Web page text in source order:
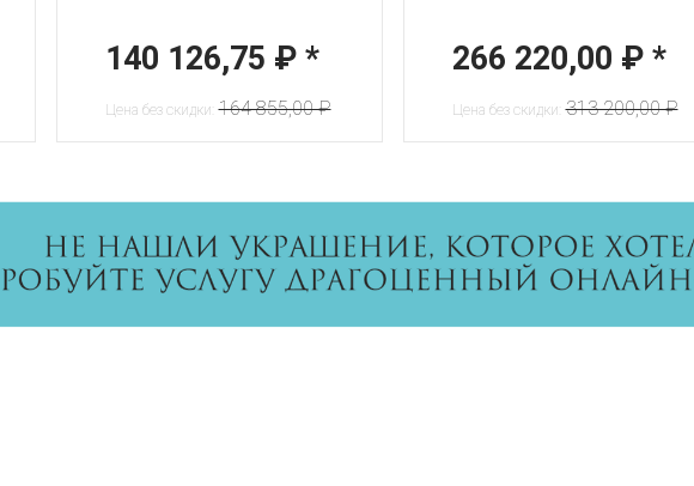
140 126,75 ₽ *
Цена без скидки: 164 855,00 ₽
266 220,00 ₽ *
Цена без скидки: 313 200,00 ₽